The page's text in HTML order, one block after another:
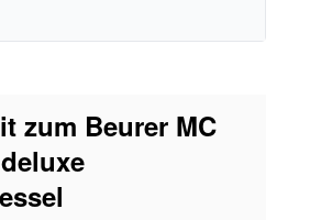
zum Beurer MC